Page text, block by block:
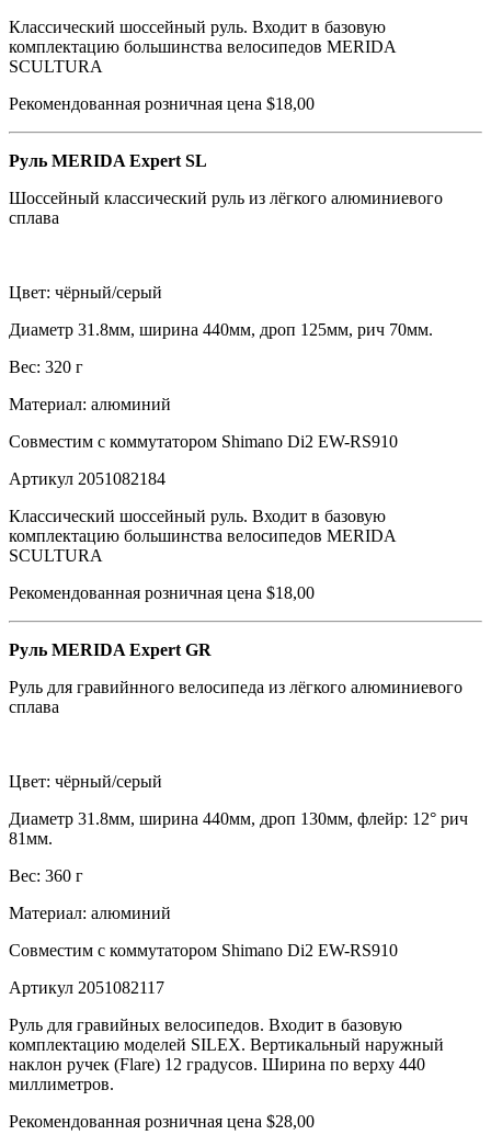
Классический шоссейный руль. Входит в базовую
комплектацию большинства велосипедов MERIDA
SCULTURA
Рекомендованная розничная цена $18,00
Руль MERIDA Expert SL
Шоссейный классический руль из лёгкого алюминиевого
сплава
Цвет: чёрный/серый
Диаметр 31.8мм, ширина 440мм, дроп 125мм, рич 70мм.
Вес: 320 г
Материал: алюминий
Совместим с коммутатором Shimano Di2 EW-RS910
Артикул 2051082184
Классический шоссейный руль. Входит в базовую
комплектацию большинства велосипедов MERIDA
SCULTURA
Рекомендованная розничная цена $18,00
Руль MERIDA Expert GR
Руль для гравийнного велосипеда из лёгкого алюминиевого
сплава
Цвет: чёрный/серый
Диаметр 31.8мм, ширина 440мм, дроп 130мм, флейр: 12° рич
81мм.
Вес: 360 г
Материал: алюминий
Совместим с коммутатором Shimano Di2 EW-RS910
Артикул 2051082117
Руль для гравийных велосипедов. Входит в базовую
комплектацию моделей SILEX. Вертикальный наружный
наклон ручек (Flare) 12 градусов. Ширина по верху 440
миллиметров.
Рекомендованная розничная цена $28,00